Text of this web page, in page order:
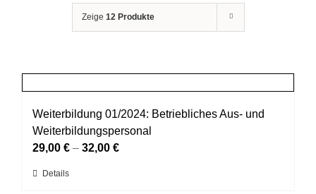
Zeige 12 Produkte
Weiterbildung 01/2024: Betriebliches Aus- und
Weiterbildungspersonal
29,00 € – 32,00 €
Dieses
Details